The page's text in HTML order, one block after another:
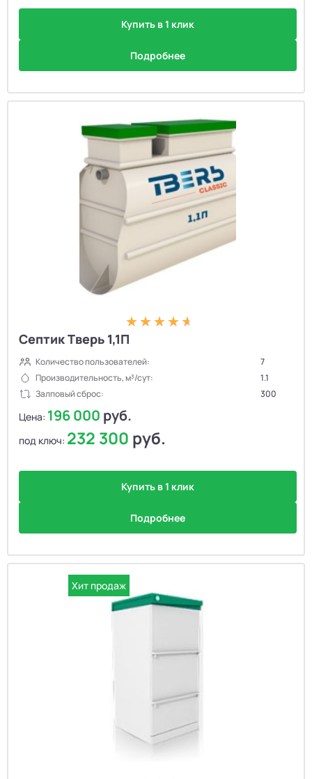
Купить в 1 клик
Подробнее
Септик Тверь 1,1П
Количество пользователей:
7
Производительность, м³/сут:
1.1
Залповый сброс:
300
Цена: 196 000 руб.
под ключ: 232 300 руб.
Купить в 1 клик
Подробнее
Хит продаж